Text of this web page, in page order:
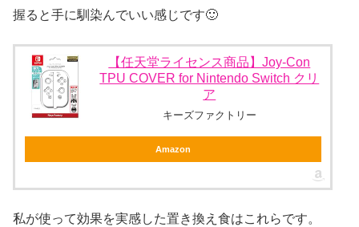
握ると手に馴染んでいい感じです🙂
【任天堂ライセンス商品】Joy-Con
TPU COVER for Nintendo Switch クリ
ア
キーズファクトリー
Amazon
私が使って効果を実感した置き換え食はこれらです。